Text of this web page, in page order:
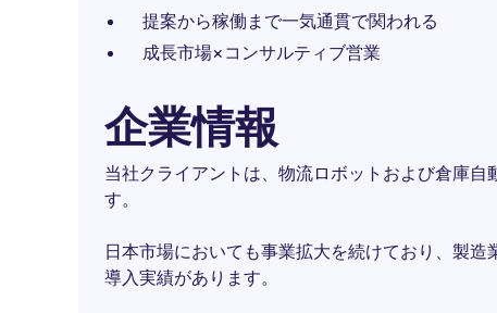
提案から稼働まで一気通貫で関われる
成長市場×コンサルティブ営業
企業情報
当社クライアントは、物流ロボットおよび倉庫
す。
日本市場においても事業拡大を続けており、製
導入実績があります。